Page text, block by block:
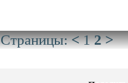
Страницы:< 1 2 >